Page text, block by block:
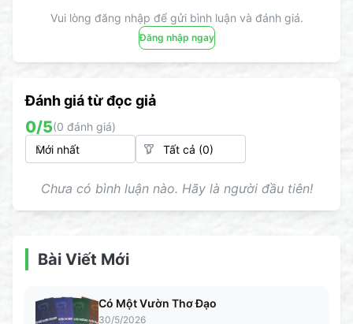
Vui lòng đăng nhập để gửi bình luận và đánh giá.
Đăng nhập ngay
Đánh giá từ đọc giả
0/5(0 đánh giá)
Chưa có bình luận nào. Hãy là người đầu tiên!
Bài Viết Mới
Có Một Vườn Thơ Đạo
30/5/2026